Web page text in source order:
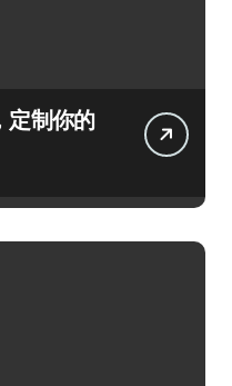
定制你的